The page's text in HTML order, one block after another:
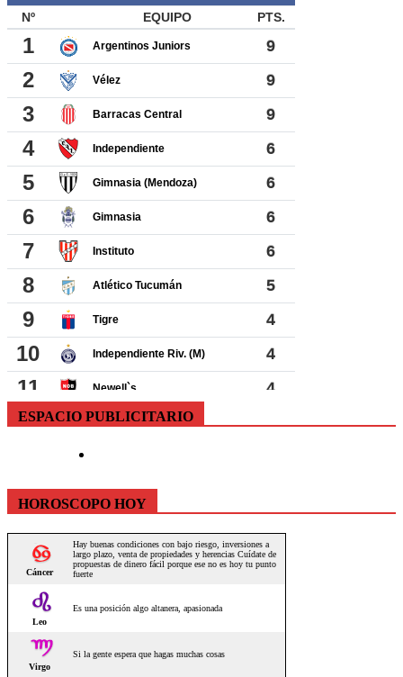
ESPACIO PUBLICITARIO
HOROSCOPO HOY